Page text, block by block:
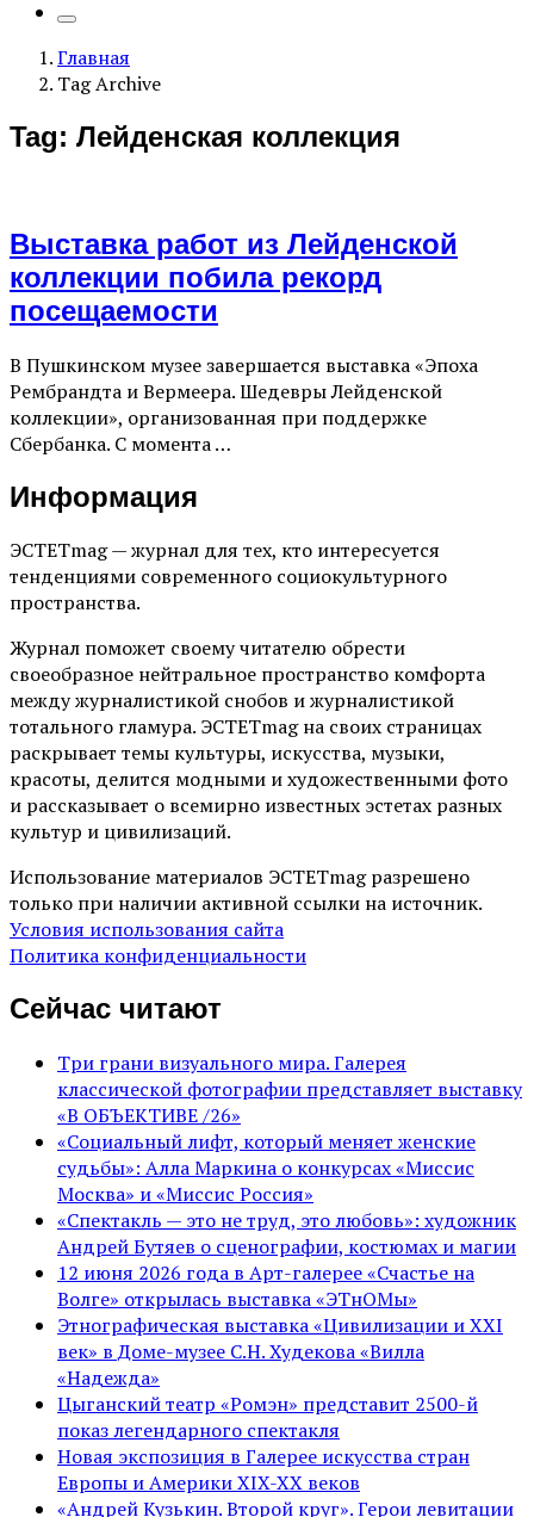
Главная
Tag Archive
Tag: Лейденская коллекция
Выставка работ из Лейденской
коллекции побила рекорд
посещаемости
В Пушкинском музее завершается выставка «Эпоха
Рембрандта и Вермеера. Шедевры Лейденской
коллекции», организованная при поддержке
Сбербанка. С момента …
Информация
ЭСТЕТmag — журнал для тех, кто интересуется
тенденциями современного социокультурного
пространства.
Журнал поможет своему читателю обрести
своеобразное нейтральное пространство комфорта
между журналистикой снобов и журналистикой
тотального гламура. ЭСТЕТmag на своих страницах
раскрывает темы культуры, искусства, музыки,
красоты, делится модными и художественными фото
и рассказывает о всемирно известных эстетах разных
культур и цивилизаций.
Использование материалов ЭСТЕТmag разрешено
только при наличии активной ссылки на источник.
Условия использования сайта
Политика конфиденциальности
Сейчас читают
Три грани визуального мира. Галерея
классической фотографии представляет выставку
«В ОБЪЕКТИВЕ /26»
«Социальный лифт, который меняет женские
судьбы»: Алла Маркина о конкурсах «Миссис
Москва» и «Миссис Россия»
«Спектакль — это не труд, это любовь»: художник
Андрей Бутяев о сценографии, костюмах и магии
12 июня 2026 года в Арт-галерее «Счастье на
Волге» открылась выставка «ЭТнОМы»
Этнографическая выставка «Цивилизации и ХХI
век» в Доме-музее С.Н. Худекова «Вилла
«Надежда»
Цыганский театр «Ромэн» представит 2500-й
показ легендарного спектакля
Новая экспозиция в Галерее искусства стран
Европы и Америки XIX-XX веков
«Андрей Кузькин. Второй круг». Герои левитации